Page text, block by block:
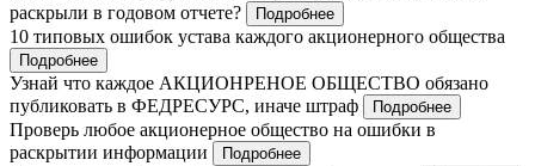
раскрыли в годовом отчете?
Подробнее
10 типовых ошибок устава каждого акционерного общества
Подробнее
Узнай что каждое АКЦИОНРЕНОЕ ОБЩЕСТВО обязано
публиковать в ФЕДРЕСУРС, иначе штраф
Подробнее
Проверь любое акционерное общество на ошибки в
раскрытии информации
Подробнее